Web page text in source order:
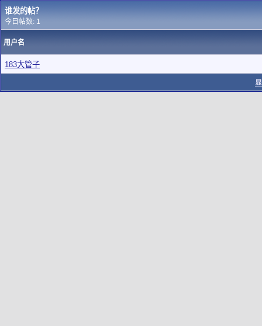
谁发的帖？
今日帖数: 1
用户名
183大管子